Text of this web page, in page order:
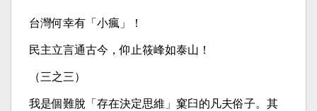
台灣何幸有「小瘋」！
民主立言通古今，仰止筱峰如泰山！
（三之三）
我是個難脫「存在決定思維」窠臼的凡夫俗子。其